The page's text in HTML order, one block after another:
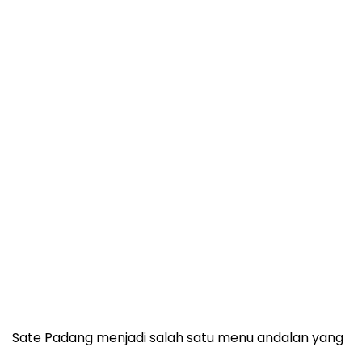
Sate Padang menjadi salah satu menu andalan yang